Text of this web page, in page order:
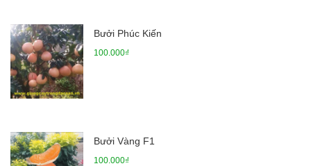
Bưởi Phúc Kiến
100.000₫
Bưởi Vàng F1
100.000₫